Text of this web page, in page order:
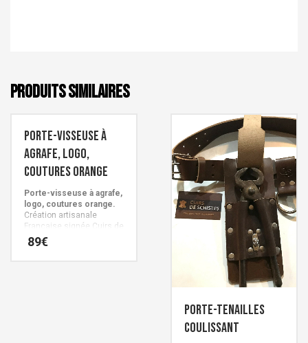
PRODUITS SIMILAIRES
Porte-visseuse à
agrafe, logo,
coutures orange
Porte-visseuse à agrafe,
logo, coutures orange.
Création artisanale
Française signée Cuirs de
Schistes
89€
Porte-tenailles
coulissant